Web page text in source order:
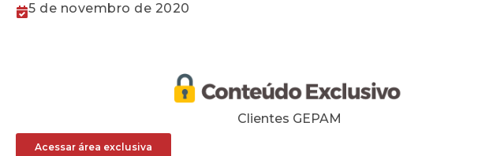
5 de novembro de 2020
Clientes GEPAM
Acessar área exclusiva